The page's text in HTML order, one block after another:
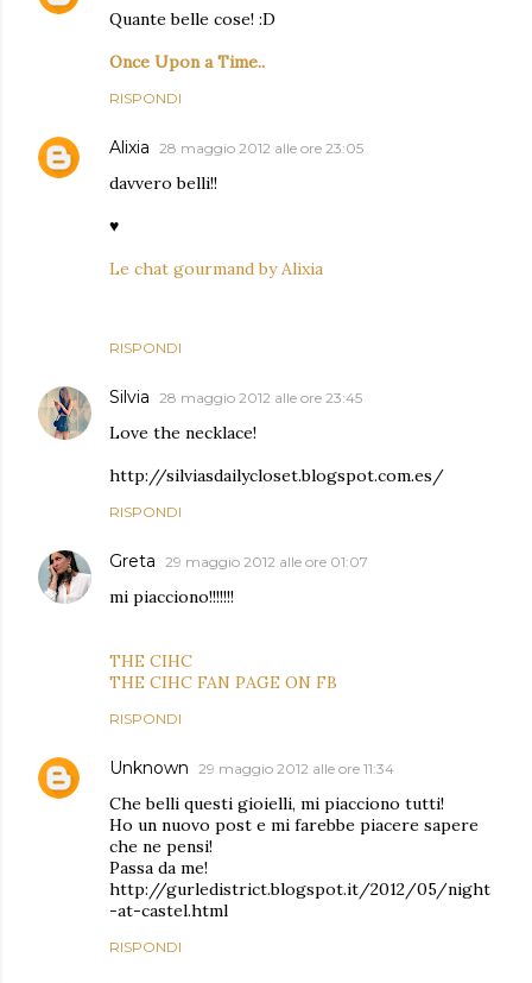
Quante belle cose! :D
Once Upon a Time..
RISPONDI
Alixia 28 maggio 2012 alle ore 23:05
davvero belli!!
♥
Le chat gourmand by Alixia
RISPONDI
Silvia 28 maggio 2012 alle ore 23:45
Love the necklace!
http://silviasdailycloset.blogspot.com.es/
RISPONDI
Greta 29 maggio 2012 alle ore 01:07
mi piacciono!!!!!!!
THE CIHC
THE CIHC FAN PAGE ON FB
RISPONDI
Unknown 29 maggio 2012 alle ore 11:34
Che belli questi gioielli, mi piacciono tutti!
Ho un nuovo post e mi farebbe piacere sapere
che ne pensi!
Passa da me!
http://gurledistrict.blogspot.it/2012/05/night
-at-castel.html
RISPONDI